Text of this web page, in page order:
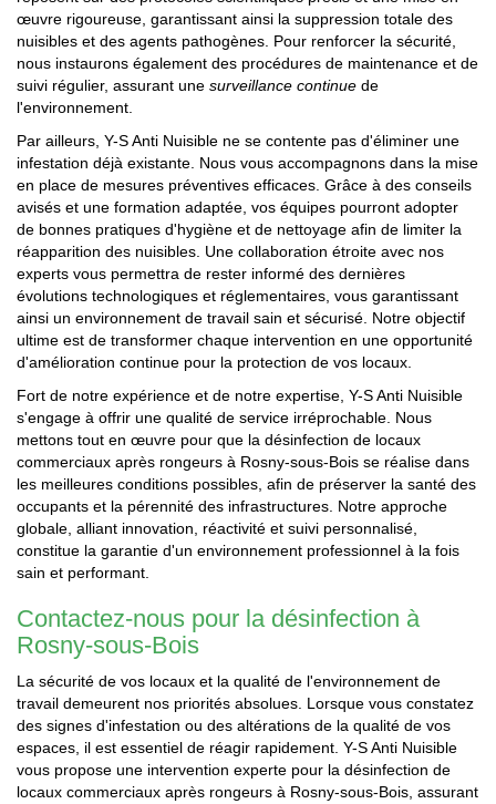
œuvre rigoureuse, garantissant ainsi la suppression totale des
nuisibles et des agents pathogènes. Pour renforcer la sécurité,
nous instaurons également des procédures de maintenance et de
suivi régulier, assurant une surveillance continue de
l'environnement.
Par ailleurs, Y-S Anti Nuisible ne se contente pas d'éliminer une
infestation déjà existante. Nous vous accompagnons dans la mise
en place de mesures préventives efficaces. Grâce à des conseils
avisés et une formation adaptée, vos équipes pourront adopter
de bonnes pratiques d'hygiène et de nettoyage afin de limiter la
réapparition des nuisibles. Une collaboration étroite avec nos
experts vous permettra de rester informé des dernières
évolutions technologiques et réglementaires, vous garantissant
ainsi un environnement de travail sain et sécurisé. Notre objectif
ultime est de transformer chaque intervention en une opportunité
d'amélioration continue pour la protection de vos locaux.
Fort de notre expérience et de notre expertise, Y-S Anti Nuisible
s'engage à offrir une qualité de service irréprochable. Nous
mettons tout en œuvre pour que la désinfection de locaux
commerciaux après rongeurs à Rosny-sous-Bois se réalise dans
les meilleures conditions possibles, afin de préserver la santé des
occupants et la pérennité des infrastructures. Notre approche
globale, alliant innovation, réactivité et suivi personnalisé,
constitue la garantie d'un environnement professionnel à la fois
sain et performant.
Contactez-nous pour la désinfection à
Rosny-sous-Bois
La sécurité de vos locaux et la qualité de l'environnement de
travail demeurent nos priorités absolues. Lorsque vous constatez
des signes d'infestation ou des altérations de la qualité de vos
espaces, il est essentiel de réagir rapidement. Y-S Anti Nuisible
vous propose une intervention experte pour la désinfection de
locaux commerciaux après rongeurs à Rosny-sous-Bois, assurant